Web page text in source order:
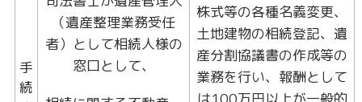
手
続
（遺産整理業務受任
者）として相続人様の
窓口として、
株式等の各種名義変更、
土地建物の相続登記、遺
産分割協議書の作成等の
業務を行い、報酬として